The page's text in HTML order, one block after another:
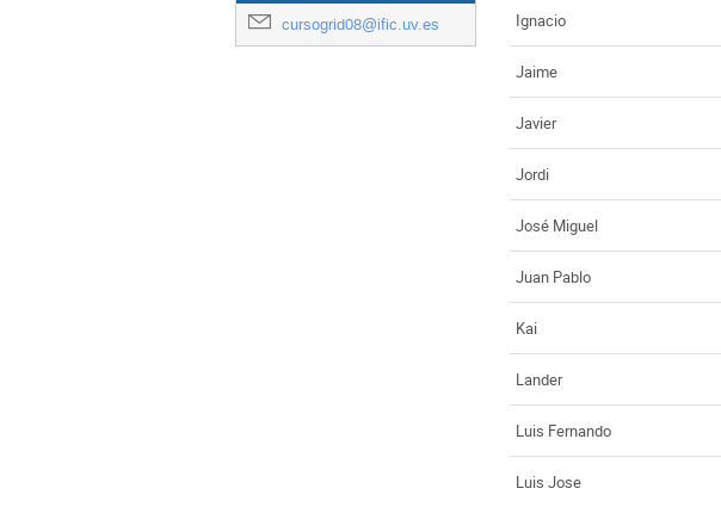
cursogrid08@ific.uv.es Ignacio
Jaime
Javier
Jordi
José Miguel
Juan Pablo
Kai
Lander
Luis Fernando
Luis Jose